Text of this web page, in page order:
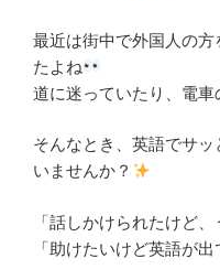
最近は街中で外国人の
たよね
道に迷っていたり、電
そんなとき、英語でサ
いませんか？
「話しかけられたけど
「助けたいけど英語が